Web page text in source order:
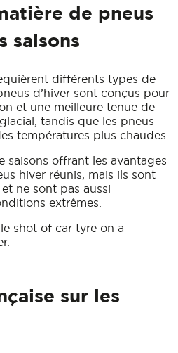
de pneus
saisons
différents types de
d’hiver sont conçus pour
et une meilleure tenue de
tandis que les pneus
températures plus chaudes.
saisons offrant les avantages
hiver réunis, mais ils sont
ne sont pas aussi
extrêmes.
sur les